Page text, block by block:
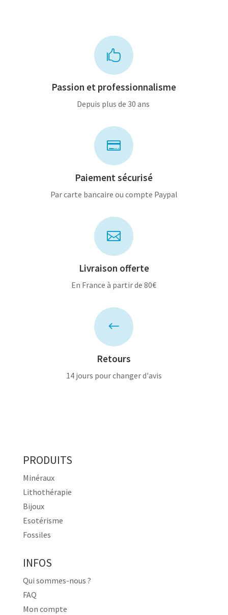

Passion et professionnalisme
Depuis plus de 30 ans

Paiement sécurisé
Par carte bancaire ou compte Paypal

Livraison offerte
En France à partir de 80€
#
Retours
14 jours pour changer d'avis
PRODUITS
Minéraux
Lithothérapie
Bijoux
Esotérisme
Fossiles
INFOS
Qui sommes-nous ?
FAQ
Mon compte